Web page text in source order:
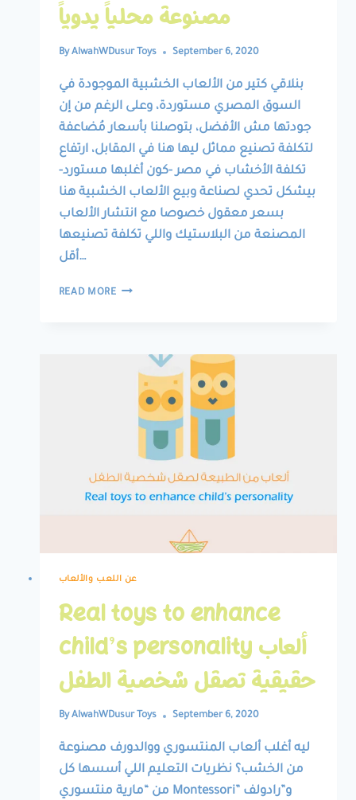
مصنوعة محلياً يدوياً
By AlwahWDusur Toys September 6, 2020
بنلاقي كتير من الألعاب الخشبية الموجودة في
السوق المصري مستوردة، وعلى الرغم من إن
جودتها مش الأفضل، بتوصلنا بأسعار مُضاعفة
لتكلفة تصنيع مماثل ليها هنا في المقابل، ارتفاع
تكلفة الأخشاب في مصر -كون أغلبها مستورد-
بيشكل تحدي لصناعة وبيع الألعاب الخشبية هنا
بسعر معقول خصوصا مع انتشار الألعاب
المصنعة من البلاستيك واللي تكلفة تصنيعها
أقل…
READ MORELOCALLY
مصنوعة
محلياً
يدوياً
عن اللعب والألعاب
Real toys to enhance
child’s personality ألعاب
حقيقية تصقل شخصية الطفل
By AlwahWDusur Toys September 6, 2020
ليه أغلب ألعاب المنتسوري ووالدورف مصنوعة
من الخشب؟ نظريات التعليم اللي أسسها كل
من “مارية منتسوري Montessori” و”رادولف